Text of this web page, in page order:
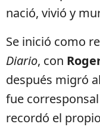
nació, vivió y
Se inició como
Diario, con
después migró
fue
recordó el